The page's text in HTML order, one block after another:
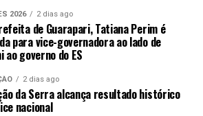
2026 2 dias ago
de Guarapari, Tatiana Perim é
para vice-governadora ao lado de
ao governo do ES
2 dias ago
da Serra alcança resultado histórico
nacional